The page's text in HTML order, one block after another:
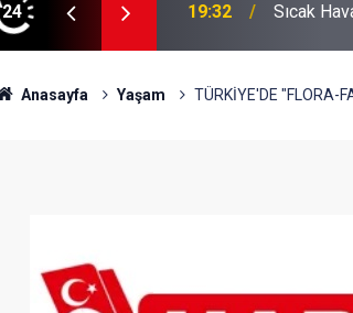
24 19:32 Sıcak
Anasayfa Yaşam TÜRKİYE'DE "FLORA-